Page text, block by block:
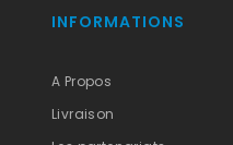
INFORMATIONS
A Propos
Livraison